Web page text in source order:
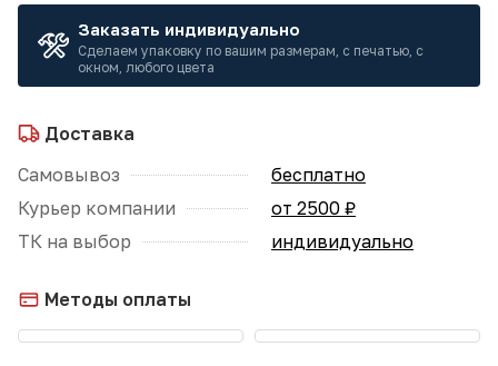
Заказать индивидуально
Сделаем упаковку по вашим размерам, с печатью, с
окном, любого цвета
Доставка
Самовывоз
бесплатно
Курьер компании
от 2500 ₽
ТК на выбор
индивидуально
Методы оплаты